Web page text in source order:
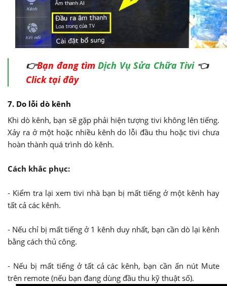
👉Bạn đang tìm Dịch Vụ Sửa Chữa Tivi👈
Click tại đây
7. Do lỗi dò kênh
Khi dò kênh, bạn sẽ gặp phải hiện tượng tivi không lên tiếng.
Xảy ra ở một hoặc nhiều kênh do lỗi đầu thu hoặc tivi chưa
hoàn thành quá trình dò kênh.
Cách khắc phục:
- Kiểm tra lại xem tivi nhà bạn bị mất tiếng ở một kênh hay
tất cả các kênh.
- Nếu chỉ bị mất tiếng ở 1 kênh duy nhất, bạn cần dò lại kênh
bằng cách thủ công.
- Nếu bị mất tiếng ở tất cả các kênh, bạn cần ấn nút Mute
trên remote (nếu bạn đang dùng đầu thu kỹ thuật số).